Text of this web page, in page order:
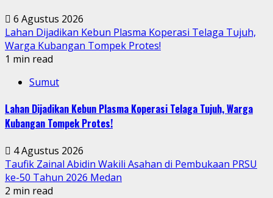
6 Agustus 2026
Lahan Dijadikan Kebun Plasma Koperasi Telaga Tujuh,
Warga Kubangan Tompek Protes!
1 min read
Sumut
Lahan Dijadikan Kebun Plasma Koperasi Telaga Tujuh, Warga
Kubangan Tompek Protes!
4 Agustus 2026
Taufik Zainal Abidin Wakili Asahan di Pembukaan PRSU
ke-50 Tahun 2026 Medan
2 min read